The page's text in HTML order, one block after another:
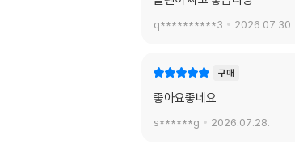
q**********3 2026.07.30.
구매
좋아요좋네요
s******g 2026.07.28.